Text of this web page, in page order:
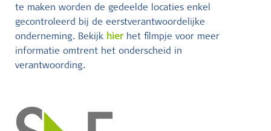
te maken worden de gedeelde locaties enkel
gecontroleerd bij de eerstverantwoordelijke
onderneming. Bekijk hier het filmpje voor meer
informatie omtrent het onderscheid in
verantwoording.